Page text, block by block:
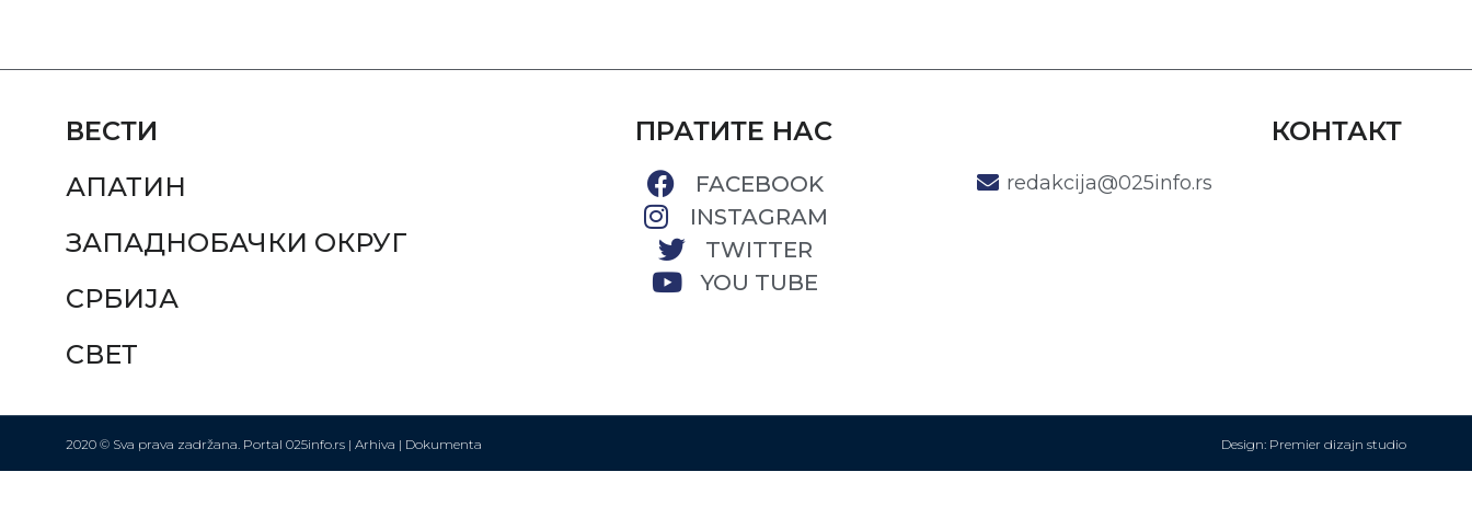
ВЕСТИ
АПАТИН
ЗАПАДНОБАЧКИ ОКРУГ
СРБИЈА
СВЕТ
ПРАТИТЕ НАС
FACEBOOK
INSTAGRAM
TWITTER
YOU TUBE
КОНТАКТ
redakcija@025info.rs
2020 © Sva prava zadržana. Portal 025info.rs | Arhiva | Dokumenta Design: Premier dizajn studio